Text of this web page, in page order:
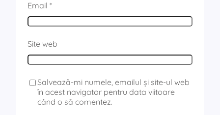
Email *
Site web
Salvează-mi numele, emailul și site-ul web
în acest navigator pentru data viitoare
când o să comentez.